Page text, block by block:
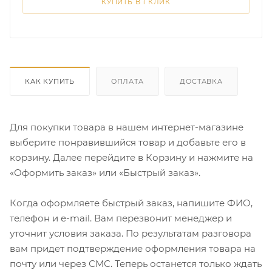
КАК КУПИТЬ ОПЛАТА ДОСТАВКА
Для покупки товара в нашем интернет-магазине
выберите понравившийся товар и добавьте его в
корзину. Далее перейдите в Корзину и нажмите на
«Оформить заказ» или «Быстрый заказ».
Когда оформляете быстрый заказ, напишите ФИО,
телефон и e-mail. Вам перезвонит менеджер и
уточнит условия заказа. По результатам разговора
вам придет подтверждение оформления товара на
почту или через СМС. Теперь останется только ждать